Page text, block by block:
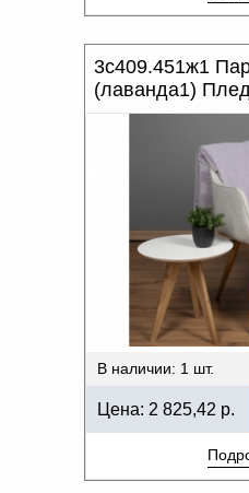
3с409.451ж1
(лаванда1)
В наличии: 1 шт.
Цена: 2 825,42 р.